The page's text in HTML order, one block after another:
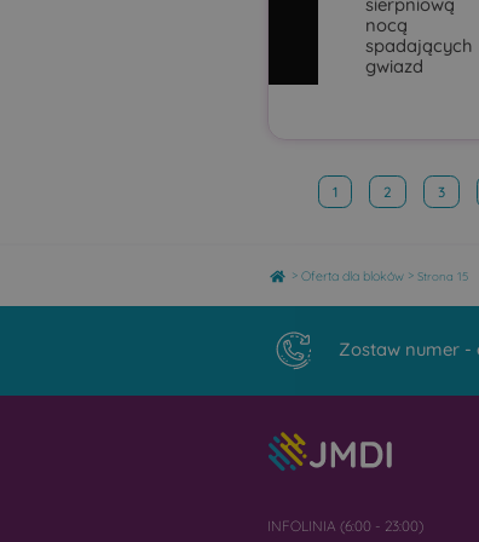
nocą
spadających
gwiazd
1 2 3
Home
>Oferta dla bloków >Strona 15
Zostaw numer -
INFOLINIA (6:00 - 23:00)